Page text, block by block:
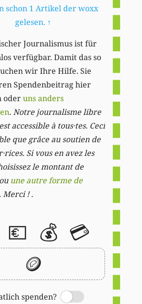
schon 1 Artikel der woxx
gelesen. ↑
Journalismus ist für
verfügbar. Damit das so
wir Ihre Hilfe. Sie
Spendenbeitrag hier
oderuns anders
. Notre journalisme libre
accessible à tous·tes. Ceci
que grâce au soutien de
Si vous en avez les
le montant de
une autre forme de
Merci ! .
💶 💰 💳
🪙
spenden?
Switch